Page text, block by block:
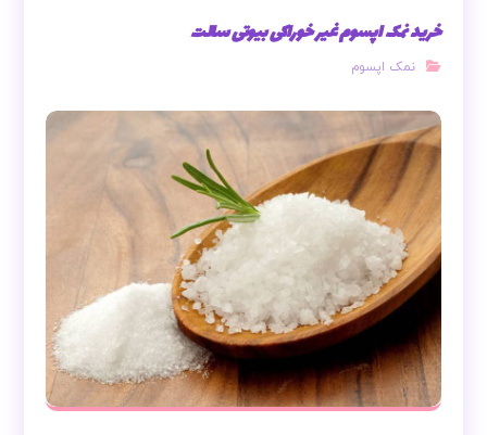
خرید نمک اپسوم غیر خوراکی بیوتی سالت
نمک اپسوم